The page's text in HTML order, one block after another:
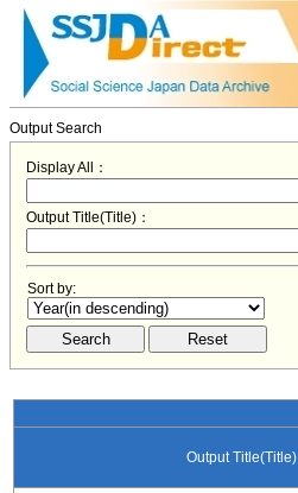
Output Search
Display All：
Output Title(Title)：
Sort by:
Output Title(Title)